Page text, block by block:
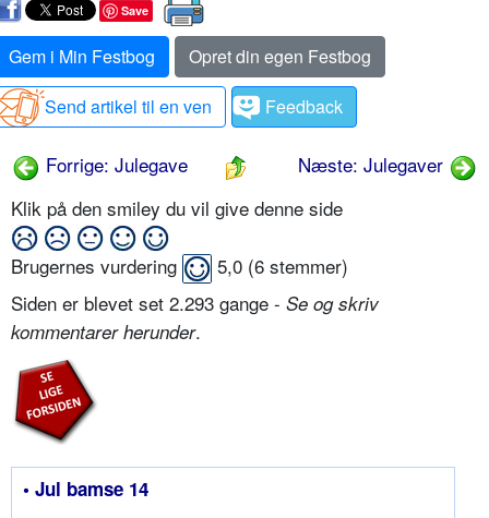
Save
Gem i Min Festbog
Opret din egen Festbog
Send artikel til en ven
Feedback
Forrige: Julegave
Næste: Julegaver
Klik på den smiley du vil give denne side
Brugernes vurdering 5,0 (6 stemmer)
Siden er blevet set 2.293 gange - Se og skriv
kommentarer herunder.
• Jul bamse 14